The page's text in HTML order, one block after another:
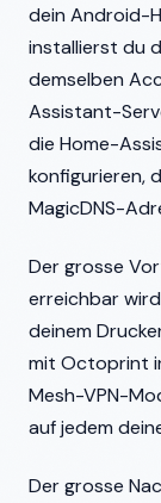
dein Android-
installierst du
demselben
Assistant-
die Home-
konfigurieren,
MagicDNS-
Der grosse
erreichbar
deinem
mit Octoprint
Mesh-VPN-
auf jedem
Der grosse